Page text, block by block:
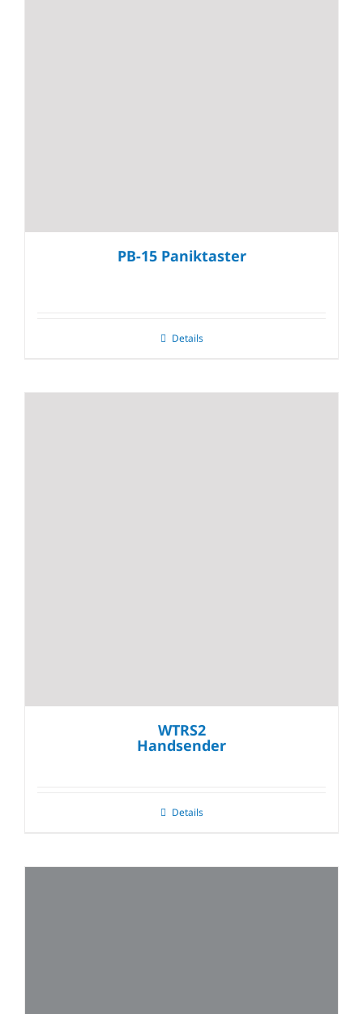
PB-15 Paniktaster
Details
WTRS2
Handsender
Details